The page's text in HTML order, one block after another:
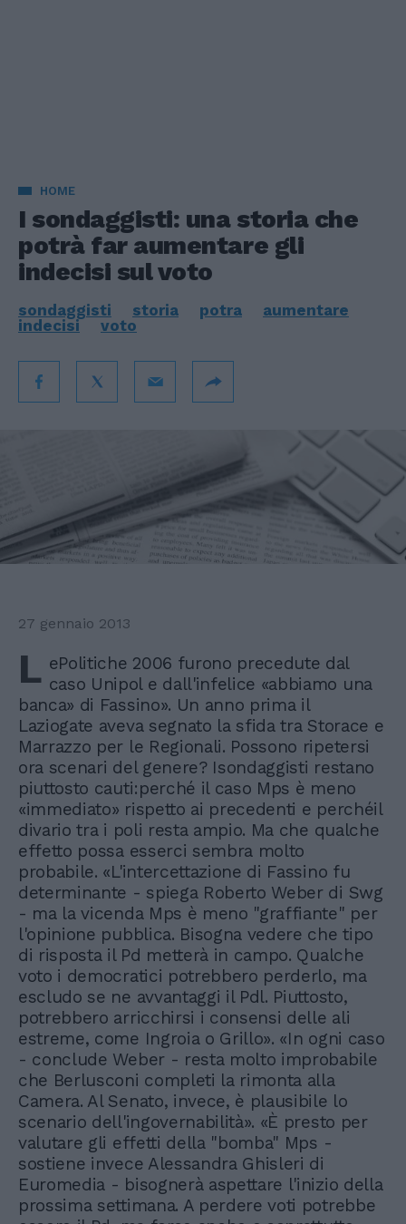
HOME
I sondaggisti: una storia che
potrà far aumentare gli
indecisi sul voto
sondaggisti storia potra
aumentare
indecisi
voto
27 gennaio 2013
L ePolitiche 2006 furono precedute dal
caso Unipol e dall'infelice «abbiamo una
banca» di Fassino». Un anno prima il
Laziogate aveva segnato la sfida tra Storace e
Marrazzo per le Regionali. Possono ripetersi
ora scenari del genere? Isondaggisti restano
piuttosto cauti:perché il caso Mps è meno
«immediato» rispetto ai precedenti e perchéil
divario tra i poli resta ampio. Ma che qualche
effetto possa esserci sembra molto
probabile. «L'intercettazione di Fassino fu
determinante - spiega Roberto Weber di Swg
- ma la vicenda Mps è meno "graffiante" per
l'opinione pubblica. Bisogna vedere che tipo
di risposta il Pd metterà in campo. Qualche
voto i democratici potrebbero perderlo, ma
escludo se ne avvantaggi il Pdl. Piuttosto,
potrebbero arricchirsi i consensi delle ali
estreme, come Ingroia o Grillo». «In ogni caso
- conclude Weber - resta molto improbabile
che Berlusconi completi la rimonta alla
Camera. Al Senato, invece, è plausibile lo
scenario dell'ingovernabilità». «È presto per
valutare gli effetti della "bomba" Mps -
sostiene invece Alessandra Ghisleri di
Euromedia - bisognerà aspettare l'inizio della
prossima settimana. A perdere voti potrebbe